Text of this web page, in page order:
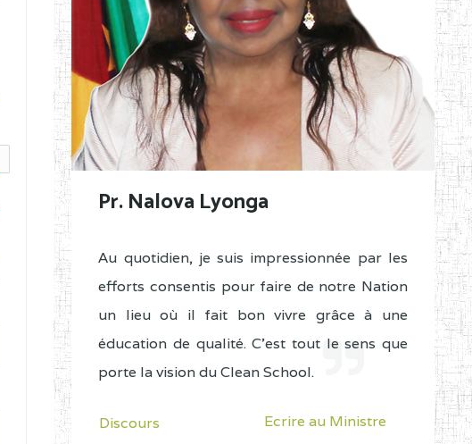
Pr. Nalova Lyonga
Au quotidien, je suis impressionnée par les
efforts consentis pour faire de notre Nation
un lieu où il fait bon vivre grâce à une
éducation de qualité. C'est tout le sens que
porte la vision du Clean School.
Discours Ecrire au Ministre